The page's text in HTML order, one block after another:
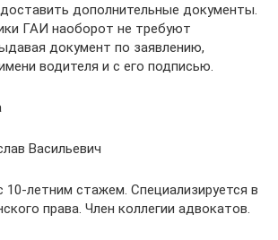
дополнительные документы.
ГАИ наоборот не требуют
документ по заявлению,
водителя и с его подписью.
Васильевич
летним стажем. Специализируется в
права. Член коллегии адвокатов.